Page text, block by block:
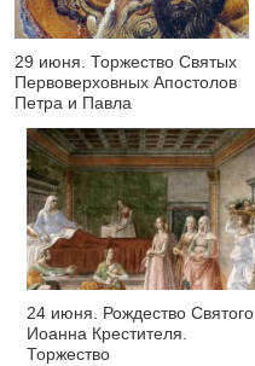
29 июня. Торжество Святых
Первоверховных Апостолов
Петра и Павла
24 июня. Рождество Святого
Иоанна Крестителя.
Торжество